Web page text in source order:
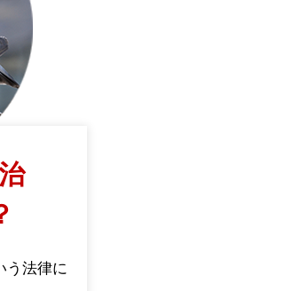
う法律に